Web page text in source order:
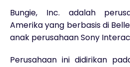
Bungie, Inc. adalah
Amerika yang berbasis di
anak perusahaan Sony
Perusahaan ini didirikan